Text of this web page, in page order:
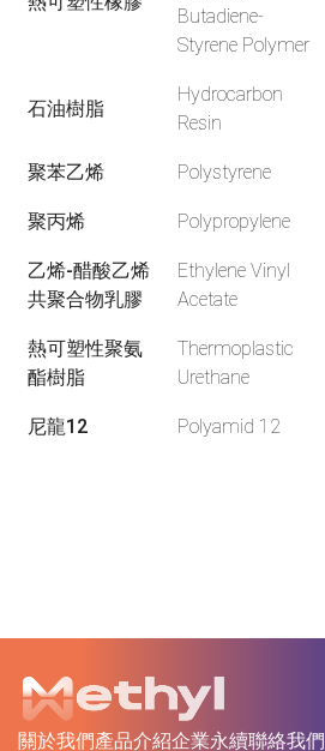
Butadiene-
Styrene Polymer
石油樹脂
Hydrocarbon
Resin
聚苯乙烯 Polystyrene
聚丙烯 Polypropylene
乙烯-醋酸乙烯
共聚合物乳膠
Ethylene Vinyl
Acetate
熱可塑性聚氨
酯樹脂
Thermoplastic
Urethane
尼龍12 Polyamid 12
關於我們產品介紹企業永續聯絡我們